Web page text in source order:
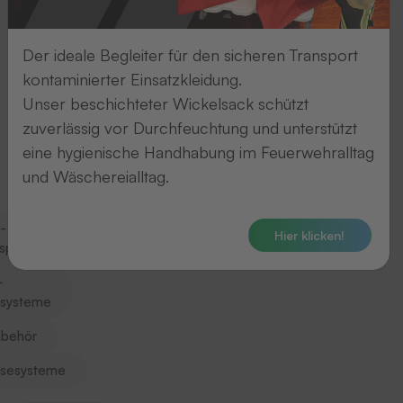
springen
Sie
sofort
zum
passenden
Abschnitt
Der ideale Begleiter für den sicheren Transport
kontaminierter Einsatzkleidung.
Unser beschichteter Wickelsack schützt
zuverlässig vor Durchfeuchtung und unterstützt
eine hygienische Handhabung im Feuerwehralltag
und Wäschereialltag.
Hier klicken!